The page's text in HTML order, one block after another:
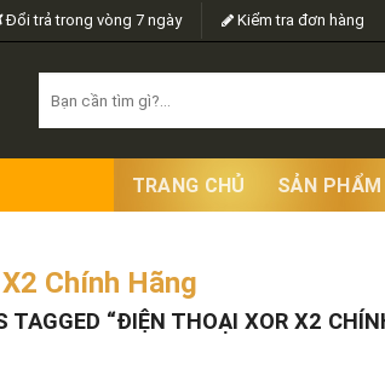
Đổi trả trong vòng 7 ngày Kiểm tra đơn hàng
for:
TRANG CHỦ SẢN PHẨM
Chính Hãng
TAGGED “ĐIỆN THOẠI XOR X2